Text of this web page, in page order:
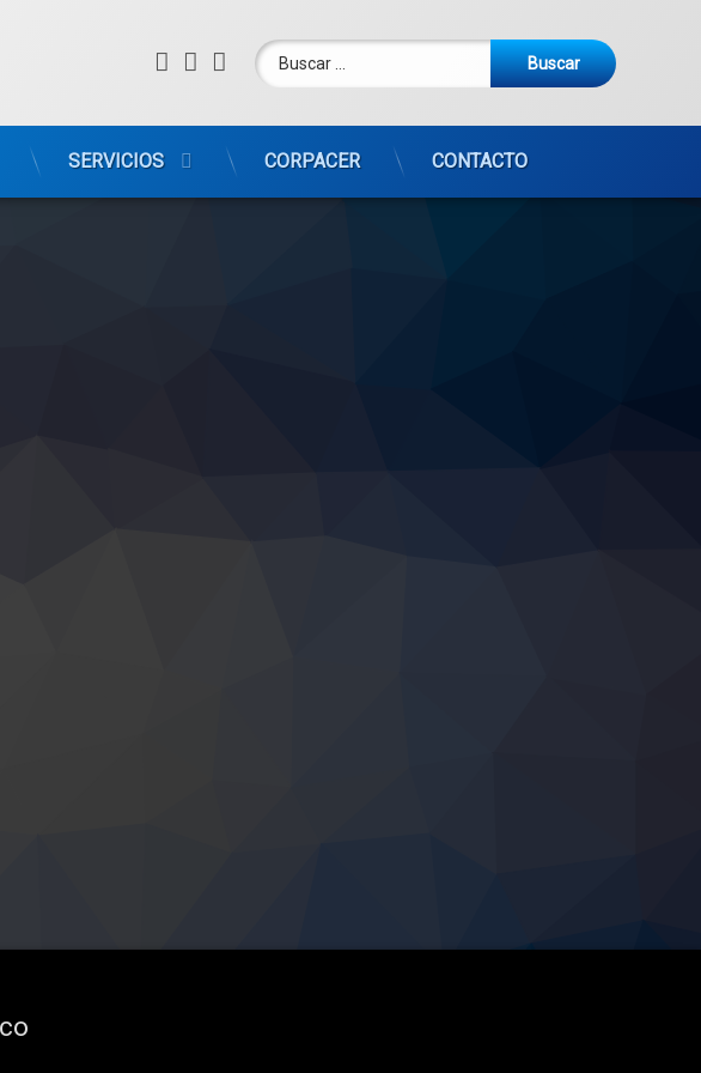
Facebook
Instagram
WhatsApp
Buscar:
SERVICIOS CORPACER CONTACTO